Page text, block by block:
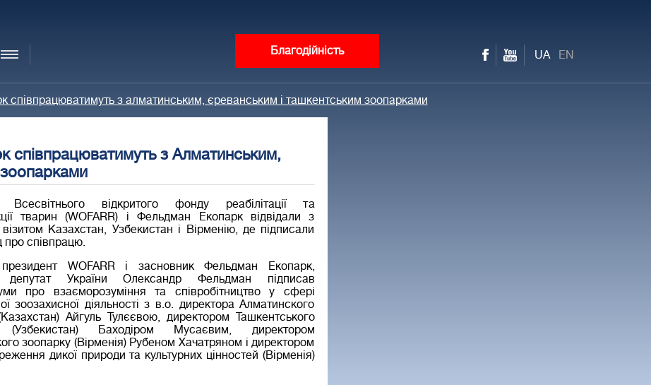
Благодійність UA EN
співпрацюватимуть з алматинським, єреванським і ташкентським зоопарками
співпрацюватимуть з Алматинським,
Всесвітнього відкритого фонду реабілітації та
тварин (WOFARR) і Фельдман Екопарк відвідали з
Казахстан, Узбекистан і Вірменію, де підписали
про співпрацю.
WOFARR і засновник Фельдман Екопарк,
депутат України Олександр Фельдман підписав
про взаєморозуміння та співробітництво у сфері
зоозахисної діяльності з в.о. директора Алматинского
Айгуль Тулєєвою, директором Ташкентського
(Узбекистан) Баходіром Мусаєвим, директором
зоопарку (Вірменія) Рубеном Хачатряном і директором
дикої природи та культурних цінностей (Вірменія)